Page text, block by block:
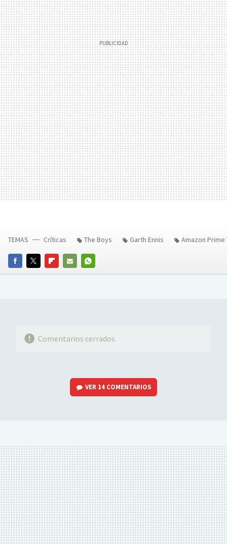
FACEBOOKTWITTERFLIPBOARD
E-
WHATSAPP
TEMAS Críticas The Boys Garth Ennis Amazon Prime
Comentarios cerrados
VER 14 COMENTARIOS